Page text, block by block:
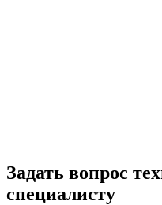
Задать вопрос
специалисту